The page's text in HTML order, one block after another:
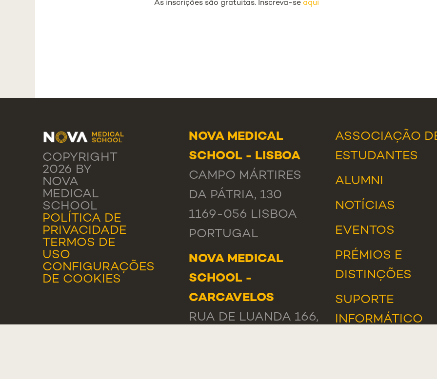
As inscrições são gratuitas. Inscreva-se aqui
COPYRIGHT
2026 BY
NOVA
MEDICAL
SCHOOL
POLÍTICA DE
PRIVACIDADE
TERMOS DE
USO
CONFIGURAÇÕES
DE COOKIES
NOVA MEDICAL
SCHOOL - LISBOA
CAMPO MÁRTIRES
DA PÁTRIA, 130
1169-056 LISBOA
PORTUGAL
NOVA MEDICAL
SCHOOL -
CARCAVELOS
RUA DE LUANDA 166,
ASSOCIAÇÃO
ESTUDANTES
ALUMNI
NOTÍCIAS
EVENTOS
PRÉMIOS E
DISTINÇÕES
SUPORTE
INFORMÁTICO